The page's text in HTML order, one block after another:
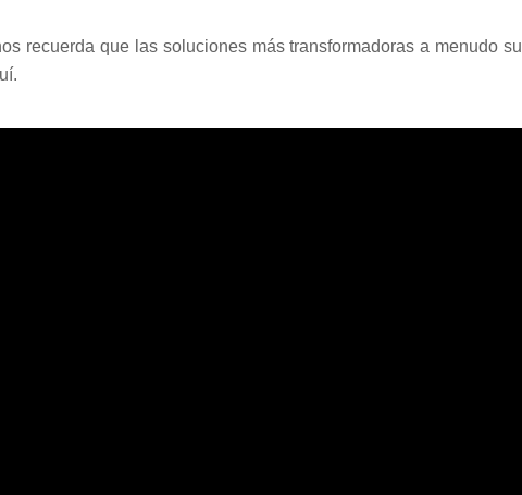
recuerda que las soluciones más transformadoras a menudo